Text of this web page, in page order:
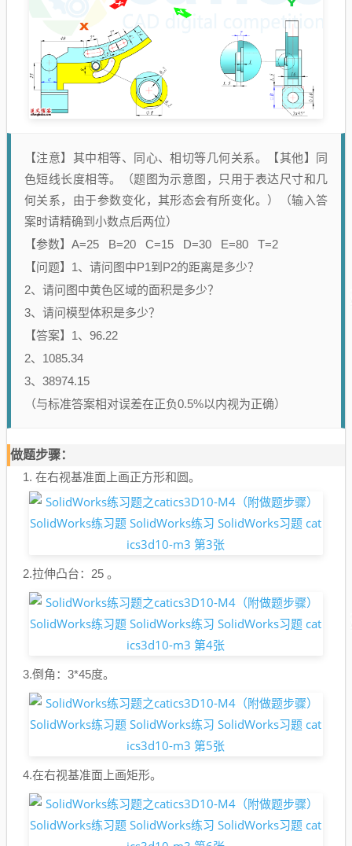
【注意】其中相等、同心、相切等几何关系。【其他】同
色短线长度相等。（题图为示意图，只用于表达尺寸和几
何关系，由于参数变化，其形态会有所变化。）（输入答
案时请精确到小数点后两位）
【参数】A=25 B=20 C=15 D=30 E=80 T=2
【问题】1、请问图中P1到P2的距离是多少？
2、请问图中黄色区域的面积是多少？
3、请问模型体积是多少？
【答案】1、96.22
2、1085.34
3、38974.15
（与标准答案相对误差在正负0.5%以内视为正确）
做题步骤：
1. 在右视基准面上画正方形和圆。
2.拉伸凸台：25 。
3.倒角：3*45度。
4.在右视基准面上画矩形。